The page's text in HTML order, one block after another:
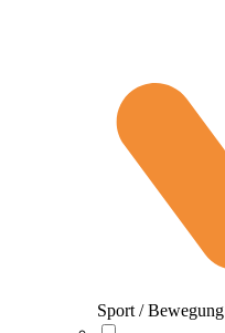
Sport / Bewegung